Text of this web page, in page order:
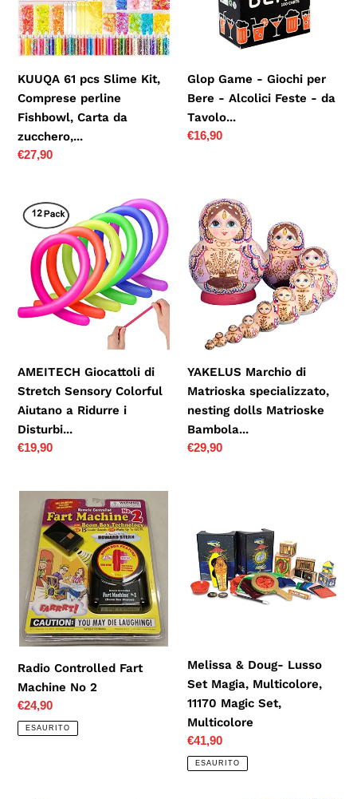
Comprese
perline
Fishbowl,
da
zucchero,...
KUUQA 61 pcs Slime Kit,
Comprese perline
Fishbowl, Carta da
zucchero,...
Prezzo
€27,90
-
da
Tavolo...
Glop Game - Giochi per
Bere - Alcolici Feste - da
Tavolo...
Prezzo
€16,90
AMEITECH
Giocattoli
Stretch
Sensory
Colorful
Aiutano
i
Disturbi...
AMEITECH Giocattoli di
Stretch Sensory Colorful
Aiutano a Ridurre i
Disturbi...
Prezzo
€19,90
YAKELUS
Marchio
di
Matrioska
specializzato,
nesting
Matrioske
YAKELUS Marchio di
Matrioska specializzato,
nesting dolls Matrioske
Bambola...
Prezzo
€29,90
Radio
Controlled
Machine
No
Radio Controlled Fart
Machine No 2
Prezzo
di
listino
€24,90
ESAURITO
Doug-
Lusso
Set
Magia,
Set,
Multicolore
Melissa & Doug- Lusso
Set Magia, Multicolore,
11170 Magic Set,
Multicolore
Prezzo
di
listino
€41,90
ESAURITO